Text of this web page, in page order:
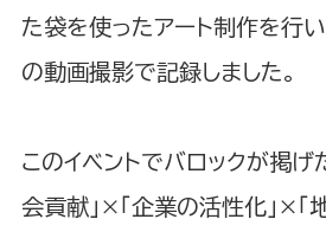
た袋を使ったアート制作を行
の動画撮影で記録しました。
このイベントでバロックが掲げ
会貢献」×「企業の活性化」×「